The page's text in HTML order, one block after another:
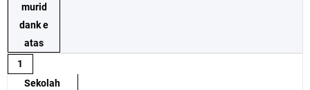
murid
dank e
atas
1
Sekolah